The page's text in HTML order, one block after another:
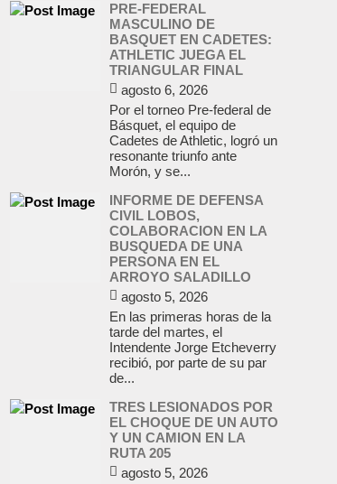
PRE-FEDERAL
MASCULINO DE
BASQUET EN CADETES:
ATHLETIC JUEGA EL
TRIANGULAR FINAL
agosto 6, 2026
Por el torneo Pre-federal de
Básquet, el equipo de
Cadetes de Athletic, logró un
resonante triunfo ante
Morón, y se...
INFORME DE DEFENSA
CIVIL LOBOS,
COLABORACION EN LA
BUSQUEDA DE UNA
PERSONA EN EL
ARROYO SALADILLO
agosto 5, 2026
En las primeras horas de la
tarde del martes, el
Intendente Jorge Etcheverry
recibió, por parte de su par
de...
TRES LESIONADOS POR
EL CHOQUE DE UN AUTO
Y UN CAMION EN LA
RUTA 205
agosto 5, 2026